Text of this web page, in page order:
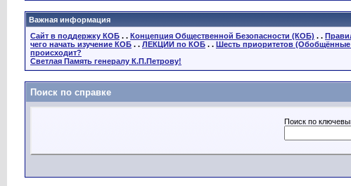
Важная информация
Сайт в поддержку КОБ . . Концепция Общественной Безопасности (КОБ) . .
чего начать изучение КОБ . . ЛЕКЦИИ по КОБ . . Шесть приоритетов (Обобщённые
происходит?
Светлая Память генералу К.П.Петрову!
Поиск по справке
Поиск по